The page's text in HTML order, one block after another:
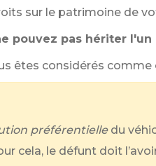
sur le patrimoine de
pouvez pas hériter l'un
êtes considérés
préférentielle du
cela, le défunt doit